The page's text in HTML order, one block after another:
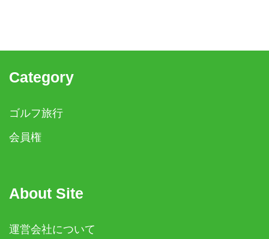
Category
ゴルフ旅行
会員権
About Site
運営会社について